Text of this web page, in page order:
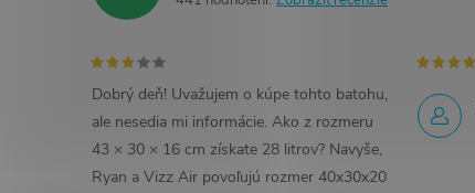
Dobrý deň! Uvažujem o kúpe tohto batohu,
ale nesedia mi informácie. Ako z rozmeru
43 × 30 × 16 cm získate 28 litrov? Navyše,
Ryan a Vizz Air povoľujú rozmer 40x30x20